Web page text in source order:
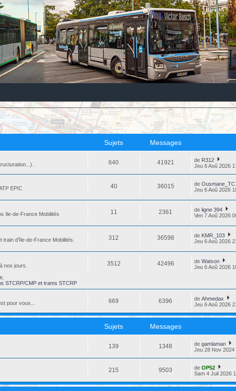
Sujets Messages
640 41921 de R312
Jeu 6 Aoû 2026
EPIC
40 36015 de
Jeu 6 Aoû 2026
Ile-de-France Mobilités
11 2361 deligne 394
Ven 7 Aoû 2026
train d'île-de-France Mobilités.
312 36598 de KMR_103
Jeu 6 Aoû 2026
nos jours.
STCRP/CMP et trams STCRP
3512 42496 deWatson
Jeu 6 Aoû 2026
pour vous... 669 6396 deAhmedax
Jeu 6 Aoû 2026
Sujets Messages
139 1348 degamlaman
Jeu 28 Nov 2024
215 9503 deOP52
Sam 4 Juil 2026